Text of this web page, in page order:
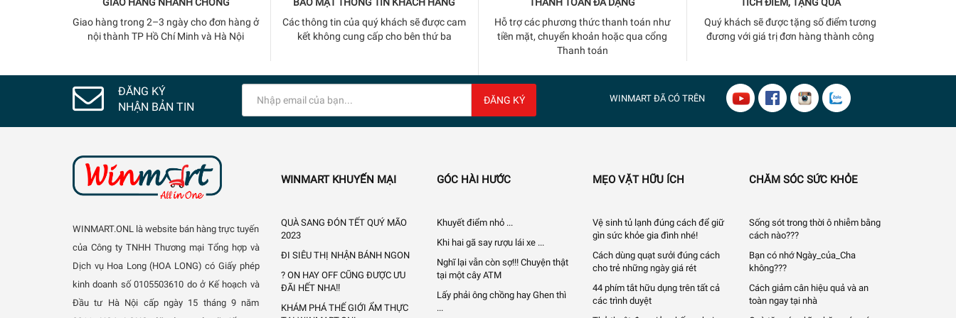
Giao hàng trong 2–3 ngày cho đơn hàng ở
nội thành TP Hồ Chí Minh và Hà Nội
Các thông tin của quý khách sẽ được cam
kết không cung cấp cho bên thứ ba
Hỗ trợ các phương thức thanh toán như
tiền mặt, chuyển khoản hoặc qua cổng
Thanh toán
Quý khách sẽ được tặng số điểm tương
đương với giá trị đơn hàng thành công
ĐĂNG KÝ
NHẬN BẢN TIN
ĐĂNG KÝ WINMARTĐÃ CÓ TRÊN
WINMART.ONL là website bán hàng trực tuyến
của Công ty TNHH Thương mại Tổng hợp và
Dịch vụ Hoa Long (HOA LONG) có Giấy phép
kinh doanh số 0105503610 do ở Kế hoạch và
Đầu tư Hà Nội cấp ngày 15 tháng 9 năm
WINMART KHUYẾN MẠI
QUÀ SANG ĐÓN TẾT QUÝ MÃO
2023
ĐI SIÊU THỊ NHẬN BÁNH NGON
? ON HAY OFF CŨNG ĐƯỢC ƯU
ĐÃI HẾT NHA‼
KHÁM PHÁ THẾ GIỚI ẨM THỰC
GÓC HÀI HƯỚC
Khuyết điểm nhỏ ...
Khi hai gã say rượu lái xe ...
Nghĩ lại vẫn còn sợ!!! Chuyện thật
tại một cây ATM
Lấy phải ông chồng hay Ghen thì
...
MẸO VẶT HỮU ÍCH
Vệ sinh tủ lạnh đúng cách để giữ
gìn sức khỏe gia đình nhé!
Cách dùng quạt sưởi đúng cách
cho trẻ những ngày giá rét
44 phím tắt hữu dụng trên tất cả
các trình duyệt
CHĂM SÓC SỨC KHỎE
Sống sót trong thời ô nhiễm bằng
cách nào???
Bạn có nhớ Ngày_của_Cha
không???
Cách giảm cân hiệu quả và an
toàn ngay tại nhà